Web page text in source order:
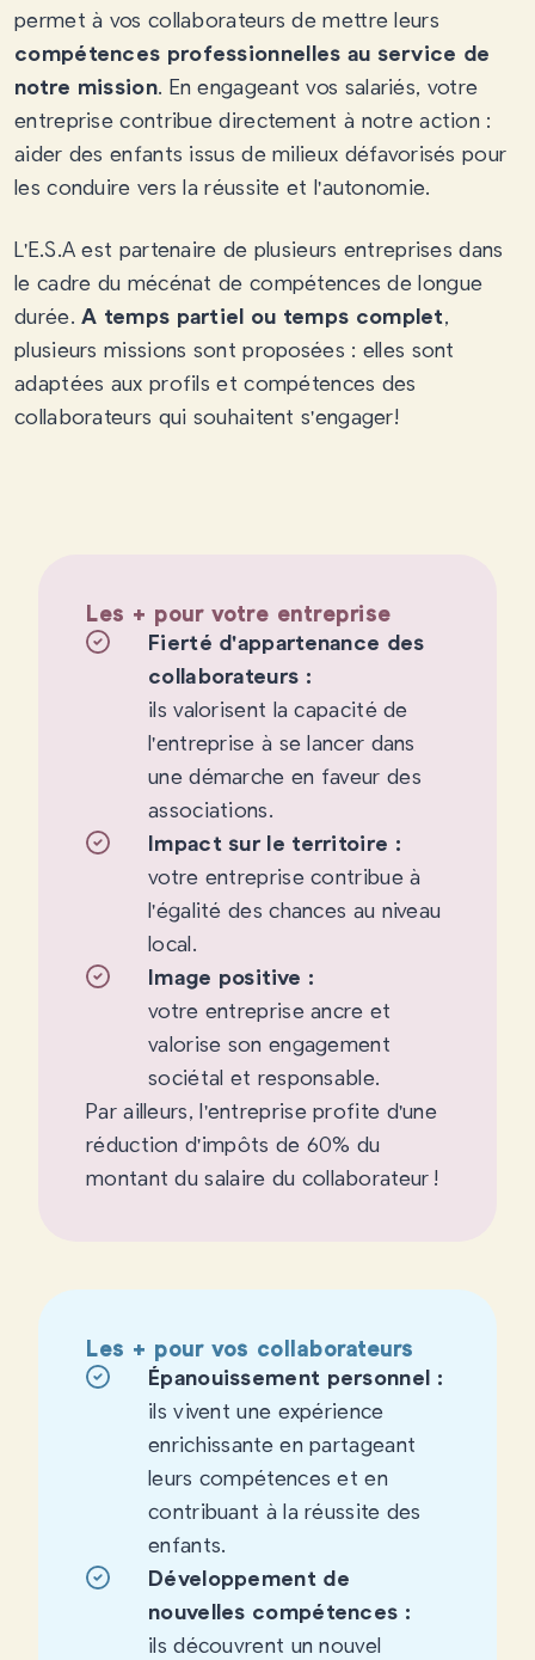
permet à vos collaborateurs de mettre leurs
compétences professionnelles au service de
notre mission. En engageant vos salariés, votre
entreprise contribue directement à notre action :
aider des enfants issus de milieux défavorisés pour
les conduire vers la réussite et l'autonomie.
L'E.S.A est partenaire de plusieurs entreprises dans
le cadre du mécénat de compétences de longue
durée.A temps partiel ou temps complet,
plusieurs missions sont proposées : elles sont
adaptées aux profils et compétences des
collaborateurs qui souhaitent s'engager!
Les + pour votre entreprise
Fierté d'appartenance des
collaborateurs :
ils valorisent la capacité de
l'entreprise à se lancer dans
une démarche en faveur des
associations.
Impact sur le territoire :
votre entreprise contribue à
l'égalité des chances au niveau
local.
Image positive :
votre entreprise ancre et
valorise son engagement
sociétal et responsable.
Par ailleurs, l'entreprise profite d'une
réduction d'impôts de 60% du
montant du salaire du collaborateur !
Les + pour vos collaborateurs
Épanouissement personnel :
ils vivent une expérience
enrichissante en partageant
leurs compétences et en
contribuant à la réussite des
enfants.
Développement de
nouvelles compétences :
ils découvrent un nouvel